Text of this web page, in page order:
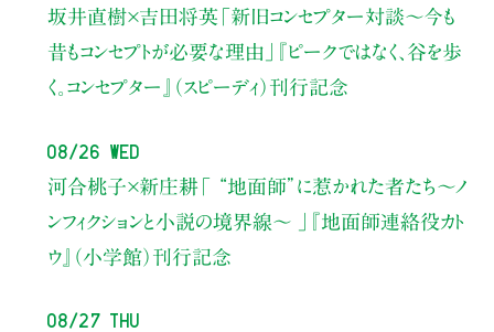
坂井直樹×吉田将英「新旧コンセプター対談～今も
昔もコンセプトが必要な理由」
『ピークではなく、谷を歩
く。コンセプター』（スピーディ）刊行記念
08/26 Wed
河合桃子×新庄耕「 “地面師”に惹かれた者たち〜ノ
ンフィクションと小説の境界線〜 」
『地面師連絡役カト
ウ』（小学館）刊行記念
08/27 Thu